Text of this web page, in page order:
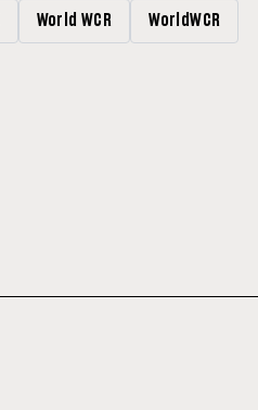
World WCR WorldWCR